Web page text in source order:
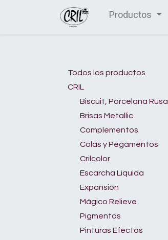
Productos
Todos los productos
CRIL
Biscuit, Porcelana Rusa
Brisas Metallic
Complementos
Colas y Pegamentos
Crilcolor
Escarcha Liquida
Expansión
Mágico Relieve
Pigmentos
Pinturas Efectos